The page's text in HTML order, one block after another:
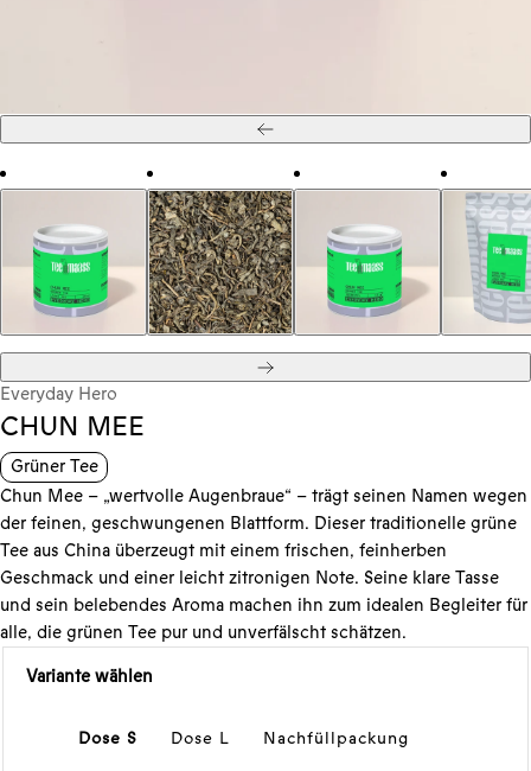
Everyday Hero
CHUN MEE
Grüner Tee
Chun Mee – „wertvolle Augenbraue“ – trägt seinen Namen wegen
der feinen, geschwungenen Blattform. Dieser traditionelle grüne
Tee aus China überzeugt mit einem frischen, feinherben
Geschmack und einer leicht zitronigen Note. Seine klare Tasse
und sein belebendes Aroma machen ihn zum idealen Begleiter für
alle, die grünen Tee pur und unverfälscht schätzen.
Variante wählen
Dose S Dose L
Nachfüllpackung